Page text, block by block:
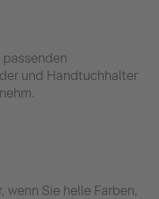
passenden
und Handtuchhalter
wenn Sie helle Farben,